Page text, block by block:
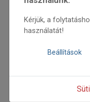
A
Kérjük, a
használatát!
Beállítások